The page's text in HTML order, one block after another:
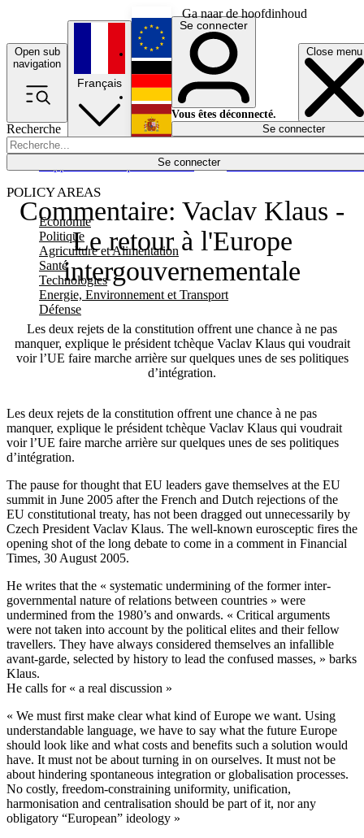
Ga naar de hoofdinhoud
Open sub
navigation
Close menu
Recherche
Se connecter
POLICY AREAS
Economie
Politique
Agriculture et Alimentation
Santé
Technologies
Energie, Environnement et Transport
Défense
Économie
Français
English
Deutsch
Español
Se connecter
Vous êtes déconnecté.
Se connecter
Commentaire: Vaclav Klaus -
Le retour à l'Europe
intergouvernementale
Les deux rejets de la constitution offrent une chance à ne pas
manquer, explique le président tchèque Vaclav Klaus qui voudrait
voir l’UE faire marche arrière sur quelques unes de ses politiques
d’intégration.
Les deux rejets de la constitution offrent une chance à ne pas
manquer, explique le président tchèque Vaclav Klaus qui voudrait
voir l’UE faire marche arrière sur quelques unes de ses politiques
d’intégration.
The pause for thought that EU leaders gave themselves at the EU
summit in June 2005 after the French and Dutch rejections of the
EU constitutional treaty, has not been dragged out unnecessarily by
Czech President Vaclav Klaus. The well-known eurosceptic fires the
opening shot of the long debate to come in a comment in Financial
Times, 30 August 2005.
He writes that the « systematic undermining of the former inter-
governmental nature of relations between countries » were
undermined from the 1980’s and onwards. « Critical arguments
were not taken into account by the political elites and their fellow
travellers. They have always considered themselves an infallible
avant-garde, selected by history to lead the confused masses, » barks
Klaus.
He calls for « a real discussion »
« We must first make clear what kind of Europe we want. Using
understandable language, we have to say what the future Europe
should look like and what costs and benefits such a solution would
have. It must not be about turning in on ourselves. It must not be
about hindering spontaneous integration or globalisation processes.
No costly, freedom-constraining uniformity, unification,
harmonisation and centralisation should be part of it, nor any
obligatory “European” ideology »